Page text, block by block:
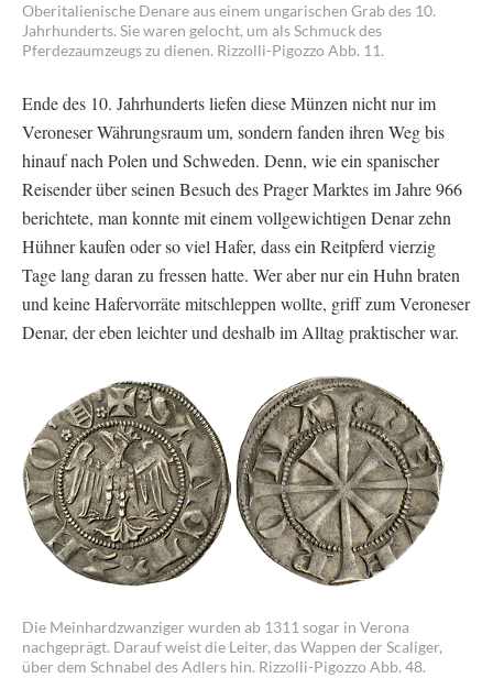
Oberitalienische Denare aus einem ungarischen Grab des 10.
Jahrhunderts. Sie waren gelocht, um als Schmuck des
Pferdezaumzeugs zu dienen. Rizzolli-Pigozzo Abb. 11.
Ende des 10. Jahrhunderts liefen diese Münzen nicht nur im
Veroneser Währungsraum um, sondern fanden ihren Weg bis
hinauf nach Polen und Schweden. Denn, wie ein spanischer
Reisender über seinen Besuch des Prager Marktes im Jahre 966
berichtete, man konnte mit einem vollgewichtigen Denar zehn
Hühner kaufen oder so viel Hafer, dass ein Reitpferd vierzig
Tage lang daran zu fressen hatte. Wer aber nur ein Huhn braten
und keine Hafervorräte mitschleppen wollte, griff zum Veroneser
Denar, der eben leichter und deshalb im Alltag praktischer war.
Die Meinhardzwanziger wurden ab 1311 sogar in Verona
nachgeprägt. Darauf weist die Leiter, das Wappen der Scaliger,
über dem Schnabel des Adlers hin. Rizzolli-Pigozzo Abb. 48.